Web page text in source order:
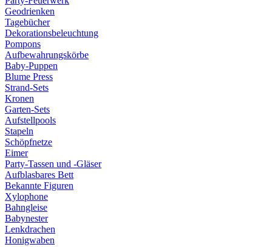
Geodrienken
Tagebücher
Dekorationsbeleuchtung
Pompons
Aufbewahrungskörbe
Baby-Puppen
Blume Press
Strand-Sets
Kronen
Garten-Sets
Aufstellpools
Stapeln
Schöpfnetze
Eimer
Party-Tassen und -Gläser
Aufblasbares Bett
Bekannte Figuren
Xylophone
Bahngleise
Babynester
Lenkdrachen
Honigwaben